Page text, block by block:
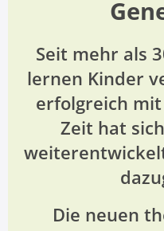
Seit mehr als
lernen Kinder
erfolgreich
Zeit hat
Die neuen